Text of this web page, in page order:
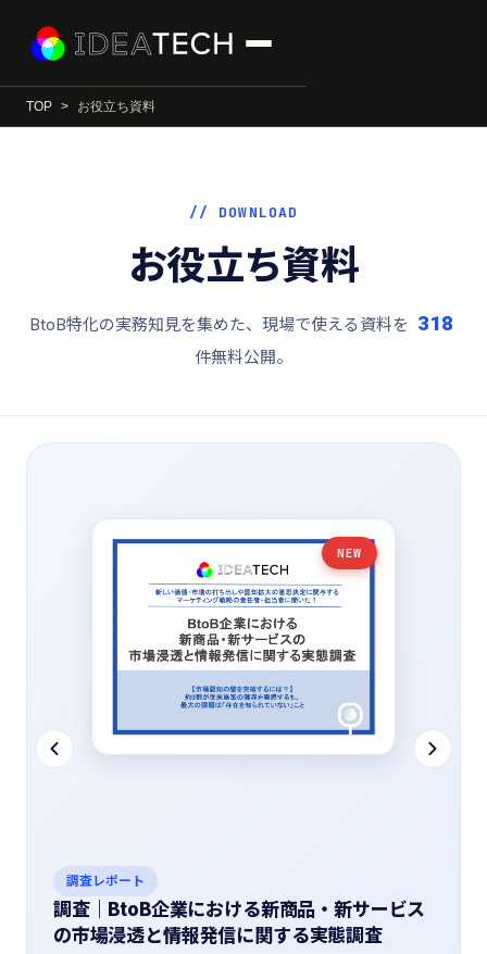
TOP お役立ち資料
// DOWNLOAD
お役立ち資料
BtoB特化の実務知見を集めた、現場で使える資料を 318
件無料公開。
NEW
調査レポート
調査｜BtoB企業における新商品・新サービス
の市場浸透と情報発信に関する実態調査